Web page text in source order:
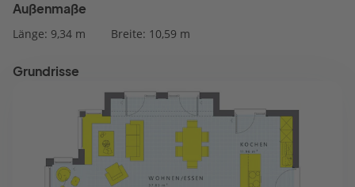
Außenmaße
Länge: 9,34 m Breite: 10,59 m
Grundrisse